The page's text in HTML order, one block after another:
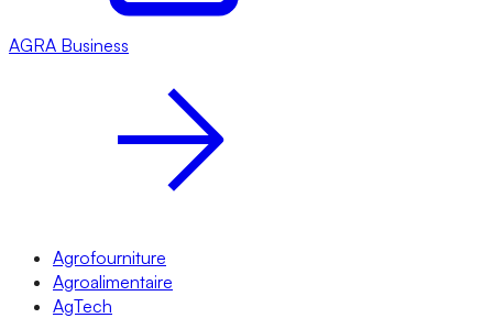
AGRA Business
Agrofourniture
Agroalimentaire
AgTech